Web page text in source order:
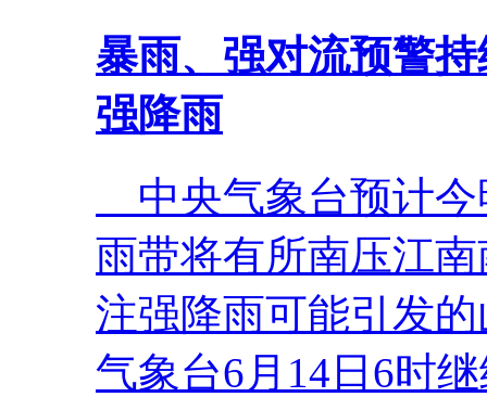
暴雨、强对流预警
强降雨
中央气象台预计今
雨带将有所南压江
注强降雨可能引发
气象台6月14日6时